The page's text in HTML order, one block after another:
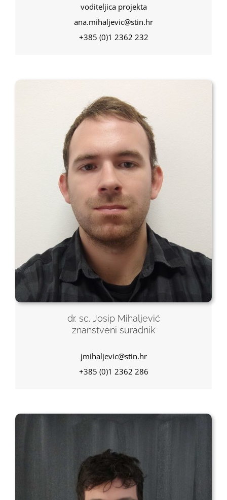
voditeljica projekta
ana.mihaljevic@stin.hr
+385 (0)1 2362 232
dr. sc. Josip Mihaljević
znanstveni suradnik
jmihaljevic@stin.hr
+385 (0)1 2362 286